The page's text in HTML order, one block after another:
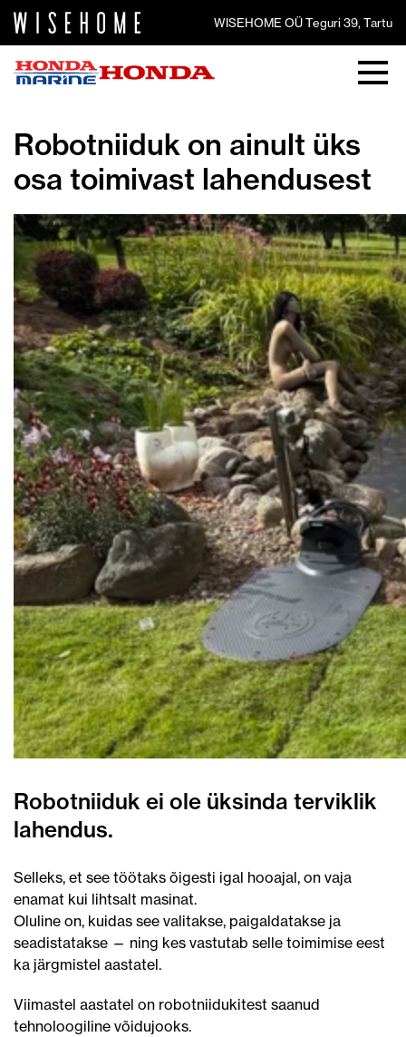
WISEHOME OÜ Teguri 39, Tartu
Robotniiduk on ainult üks
osa toimivast lahendusest
Robotniiduk ei ole üksinda terviklik
lahendus.
Selleks, et see töötaks õigesti igal hooajal, on vaja
enamat kui lihtsalt masinat.
Oluline on, kuidas see valitakse, paigaldatakse ja
seadistatakse — ning kes vastutab selle toimimise eest
ka järgmistel aastatel.
Viimastel aastatel on robotniidukitest saanud
tehnoloogiline võidujooks.